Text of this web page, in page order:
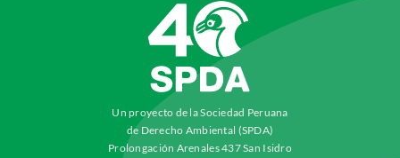
Un proyecto de la Sociedad Peruana
de Derecho Ambiental (SPDA)
Prolongación Arenales 437 San Isidro